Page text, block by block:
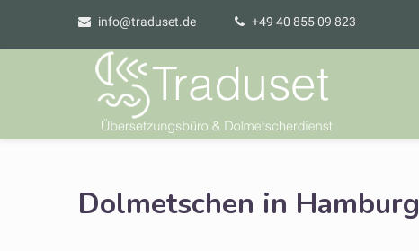
info@traduset.de +49 40 855 09 823
Dolmetschen in Hamburg